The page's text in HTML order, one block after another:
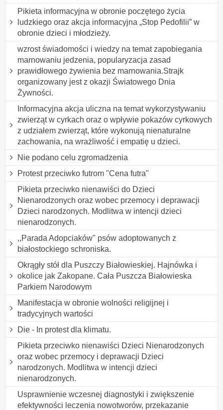
Pikieta informacyjna w obronie poczętego życia
ludzkiego oraz akcja informacyjna „Stop Pedofilii” w
obronie dzieci i młodzieży.
wzrost świadomości i wiedzy na temat zapobiegania
marnowaniu jedzenia, popularyzacja zasad
prawidłowego żywienia bez marnowania.Strajk
organizowany jest z okazji Światowego Dnia
Żywności.
Informacyjna akcja uliczna na temat wykorzystywaniu
zwierząt w cyrkach oraz o wpływie pokazów cyrkowych
z udziałem zwierząt, które wykonują nienaturalne
zachowania, na wrażliwość i empatię u dzieci.
Nie podano celu zgromadzenia
Protest przeciwko futrom "Cena futra"
Pikieta przeciwko nienawiści do Dzieci
Nienarodzonych oraz wobec przemocy i deprawacji
Dzieci narodzonych. Modlitwa w intencji dzieci
nienarodzonych.
,,Parada Adopciaków" psów adoptowanych z
białostockiego schroniska.
Okrągły stół dla Puszczy Białowieskiej. Hajnówka i
okolice jak Zakopane. Cała Puszcza Białowieska
Parkiem Narodowym
Manifestacja w obronie wolności religijnej i
tradycyjnych wartości
Die - In protest dla klimatu.
Pikieta przeciwko nienawiści Dzieci Nienarodzonych
oraz wobec przemocy i deprawacji Dzieci
narodzonych. Modlitwa w intencji dzieci
nienarodzonych.
Usprawnienie wczesnej diagnostyki i zwiększenie
efektywności leczenia nowotworów, przekazanie